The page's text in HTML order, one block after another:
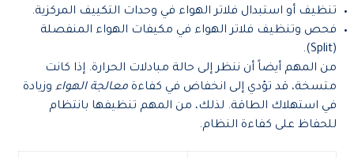
تنظيف أو استبدال فلاتر الهواء في وحدات التكييف المركزية.
فحص وتنظيف فلاتر الهواء في مكيفات الهواء المنفصلة
(Split).
من المهم أيضاً أن ننظر إلى حالة مبادلات الحرارة. إذا كانت
متسخة، قد تؤدي إلى انخفاض في كفاءةمعالجة الهواء وزيادة
في استهلاك الطاقة. لذلك، من المهم تنظيفها بانتظام
للحفاظ على كفاءة النظام.